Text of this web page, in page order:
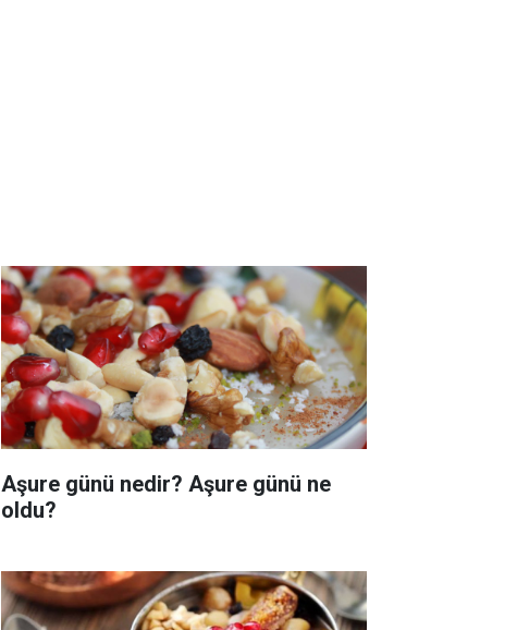
Aşure günü nedir? Aşure günü ne
oldu?